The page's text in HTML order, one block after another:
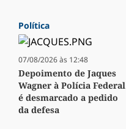
Política
07/08/2026 às 12:48
Depoimento de Jaques
Wagner à Polícia Federal
é desmarcado a pedido
da defesa